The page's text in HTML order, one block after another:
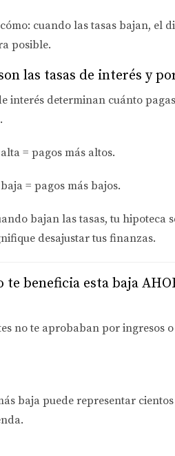
cuando las tasas bajan, el
posible.
las tasas de interés y
interés determinan cuánto
= pagos más altos.
= pagos más bajos.
bajan las tasas,tu hipoteca
desajustar tus finanzas.
te beneficia esta baja
no te aprobaban por ingresos
baja puede representar